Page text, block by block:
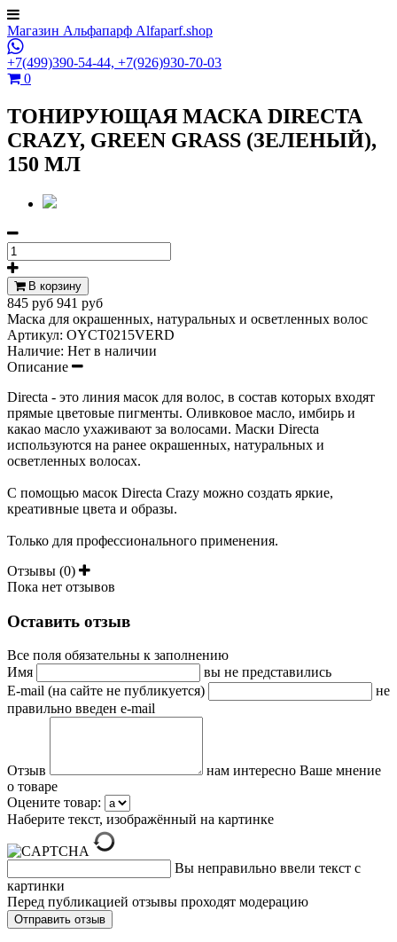
Магазин Альфапарф Alfaparf.shop
+7(499)390-54-44, +7(926)930-70-03
0
ТОНИРУЮЩАЯ МАСКА DIRECTA
CRAZY, GREEN GRASS (ЗЕЛЕНЫЙ),
150 МЛ
В корзину
845 руб 941 руб
Маска для окрашенных, натуральных и осветленных волос
Артикул: OYCT0215VERD
Наличие: Нет в наличии
Описание
Directa - это линия масок для волос, в состав которых входят
прямые цветовые пигменты. Оливковое масло, имбирь и
какао масло ухаживают за волосами. Маски Directa
используются на ранее окрашенных, натуральных и
осветленных волосах.
С помощью масок Directa Crazy можно создать яркие,
креативные цвета и образы.
Только для профессионального применения.
Отзывы (0)
Пока нет отзывов
Оставить отзыв
Все поля обязательны к заполнению
Имя
вы не представились
E-mail (на сайте не публикуется)
не
правильно введен e-mail
Отзыв
нам интересно Ваше мнение
о товаре
Оцените товар:
Наберите текст, изображённый на картинке
Вы неправильно ввели текст с
картинки
Перед публикацией отзывы проходят модерацию